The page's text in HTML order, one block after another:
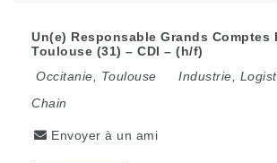
Un(e) Responsable Grands Comptes
Toulouse (31) – CDI – (h/f)
Occitanie
Toulouse
Industrie,
Chain
Envoyer à un ami